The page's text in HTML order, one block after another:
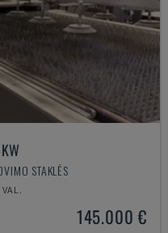
STAKLĖS
145.000 €